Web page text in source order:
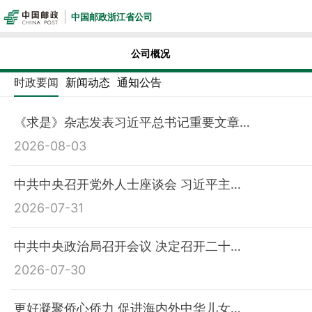
中国邮政浙江省公司
公司概况
时政要闻 新闻动态 通知公告
《求是》杂志发表习近平总书记重要文章…
2026-08-03
中共中央召开党外人士座谈会 习近平主…
2026-07-31
中共中央政治局召开会议 决定召开二十…
2026-07-30
更好凝聚侨心侨力 促进海内外中华儿女…